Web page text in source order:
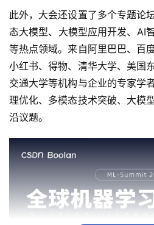
此外，大会还设置了多个专题论
态大模型、大模型应用开发、AI
等热点领域。来自阿里巴巴、百
小红书、得物、清华大学、美国
交通大学等机构与企业的专家学
理优化、多模态技术突破、大模
沿议题。